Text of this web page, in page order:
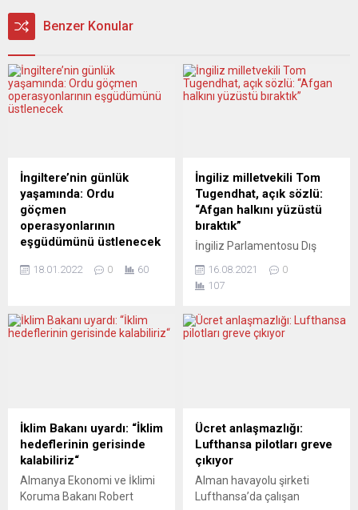
Benzer Konular
İngiltere’nin günlük
yaşamında: Ordu
göçmen
operasyonlarının
eşgüdümünü üstlenecek
göçmen geçişlerine karşı
sağlayacak. İçişleri Bakanı
Priti Patel, parlamentoda
Savunma Bakanlığı’nın
koordinasyon görevini
yerine getirme kararının,
“savunmayı kesinlikle
güçlendirmeleri gerektiğinin
18.01.2022 0 60
İngiliz milletvekili Tom
Tugendhat, açık sözlü:
“Afgan halkını yüzüstü
bıraktık”
İngiliz Parlamentosu Dış
Tom Tugendhat,
Afganistan’dan askerlerin
İngiltere’nin 1956’daki
Süveyş Kanalı krizinden bu
Muhafazakâr Parti’nin
milletvekili Tugendhat,
Afganistan’daki mevcut
duruma ve ülkesinin
oynadığı pozisyona ilişkin
BBC’ye açıklamalarda
16.08.2021
0
107
İklim Bakanı uyardı: “İklim
hedeflerinin gerisinde
kalabiliriz“
Almanya Ekonomi ve İklimi
Koruma Bakanı Robert
Ücret anlaşmazlığı:
Lufthansa pilotları greve
çıkıyor
Alman havayolu şirketi
Lufthansa’da çalışan